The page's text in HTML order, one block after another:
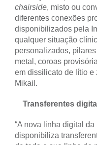
chairside, misto ou
diferentes conexões
disponibilizados pela
qualquer situação
personalizados,
metal, coroas
em dissilicato de lítio e
Mikail.
Transferentes
“A nova linha digital
disponibiliza